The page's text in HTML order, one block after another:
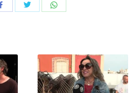
CompartirCompartir